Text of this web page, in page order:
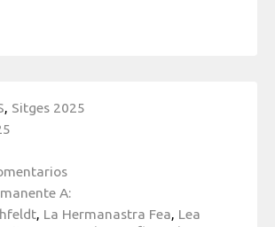
, Sitges 2025
A:
, La Hermanastra Fea, Lea